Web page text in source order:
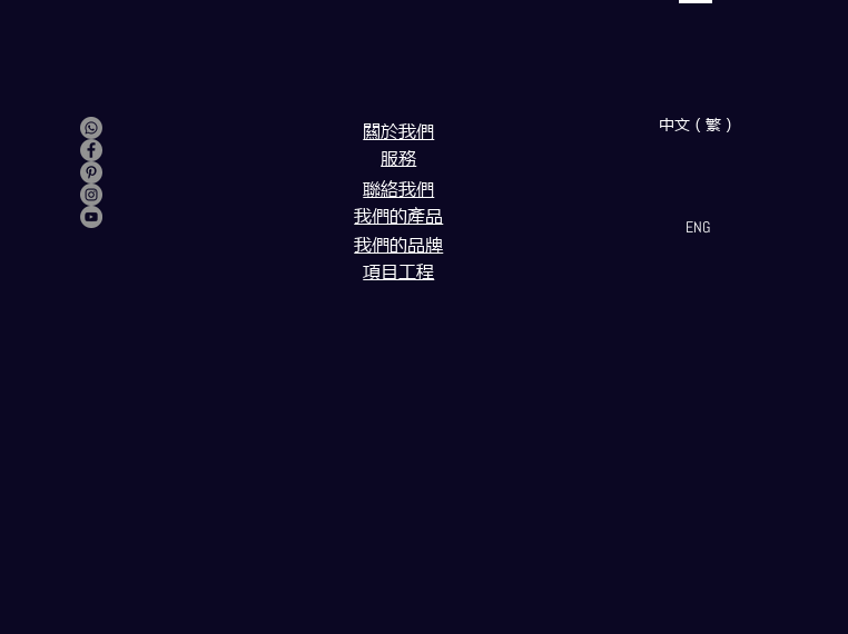
闗於我們
服務
聯絡我們
我們的產品
我們的品牌
項目工程
中文（繁）
ENG